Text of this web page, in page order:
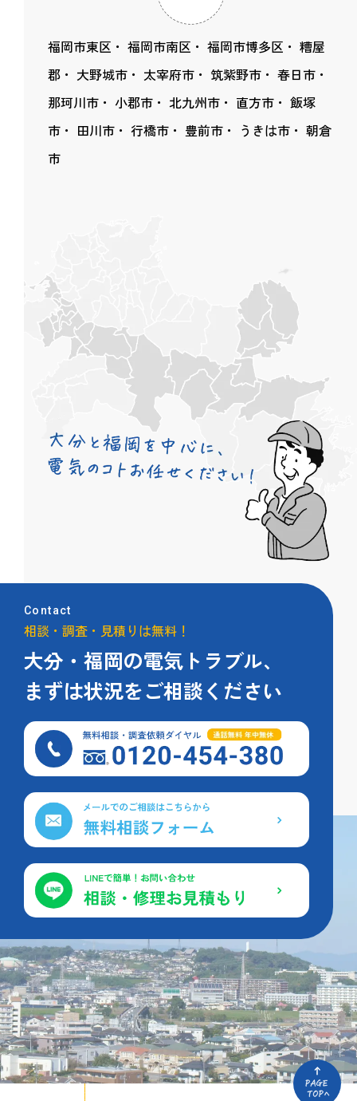
福岡市東区 福岡市南区 福岡市博多区
糟屋
郡
大野城市 太宰府市 筑紫野市
春日市
那珂川市
小郡市 北九州市 直方市
飯塚
市
田川市 行橋市 豊前市 うきは市
朝倉
市
Contact
相談・調査・見積りは無料！
大分・福岡の電気トラブル、
まずは状況をご相談ください